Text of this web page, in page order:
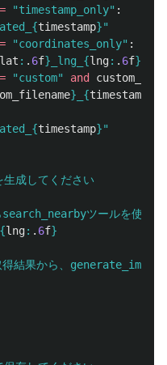
"timestamp_only" :
{timestamp}"
"coordinates_only" :
lat : . 6f} _lng_ {lng: . 6f}
"custom" and
} {timestamp
{timestamp}"
成してください
ツールを使って
{lng: . 6f}
結果から、generate_image